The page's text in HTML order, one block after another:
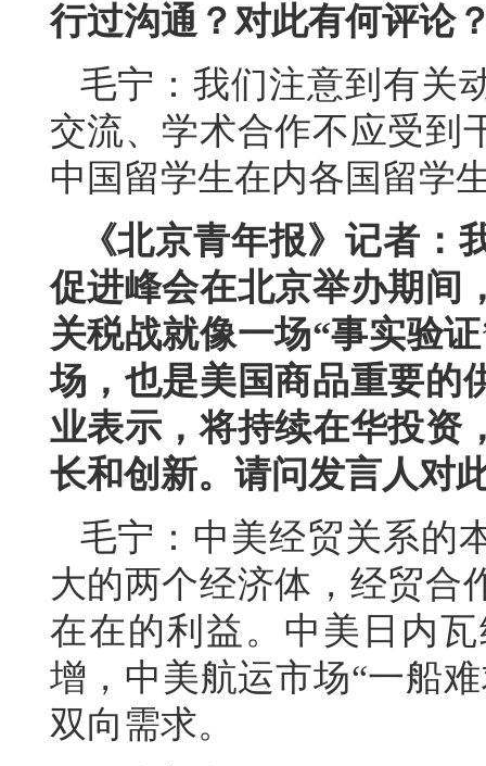
行过沟通？对此有何评论
毛宁：我们注意到有关
交流、学术合作不应受到
中国留学生在内各国留学
《北京青年报》记者：
促进峰会在北京举办期间
关税战就像一场“事实验
场，也是美国商品重要的
业表示，将持续在华投资
长和创新。请问发言人对
毛宁：中美经贸关系的
大的两个经济体，经贸合
在在的利益。中美日内
增，中美航运市场“一船
双向需求。